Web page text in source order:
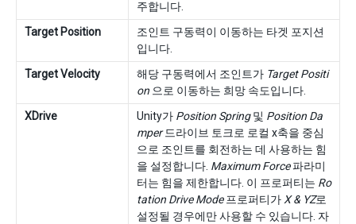
주합니다.
Target Position
조인트 구동력이 이동하는 타겟 포지션
입니다.
Target Velocity
해당 구동력에서 조인트가 Target Positi
on 으로 이동하는 희망 속도입니다.
XDrive
Unity가 Position Spring및 Position Da
mper드라이브 토크로 로컬 x축을 중심
으로 조인트를 회전하는 데 사용하는 힘
을 설정합니다. Maximum Force파라미
터는 힘을 제한합니다. 이 프로퍼티는 Ro
tation Drive Mode프로퍼티가X & YZ로
설정될 경우에만 사용할 수 있습니다. 자